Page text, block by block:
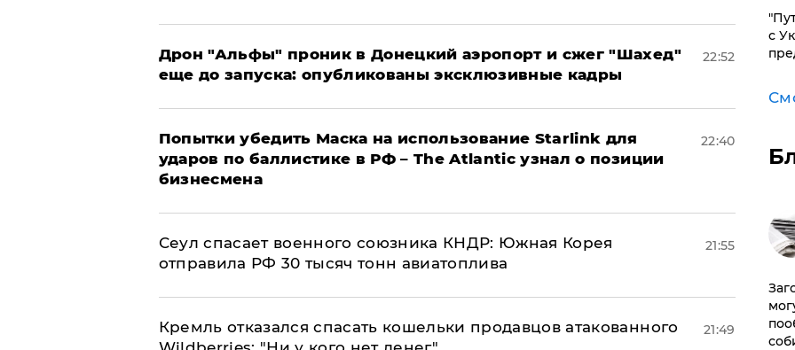
Дрон "Альфы" проник в Донецкий аэропорт и сжег "Шахед"
еще до запуска: опубликованы эксклюзивные кадры
22:52
Попытки убедить Маска на использование Starlink для
ударов по баллистике в РФ – The Atlantic узнал о позиции
бизнесмена
22:40
​Сеул спасает военного союзника КНДР: Южная Корея
отправила РФ 30 тысяч тонн авиатоплива
21:55
Кремль отказался спасать кошельки продавцов атакованного
21:49
с